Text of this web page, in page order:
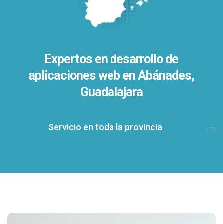
Expertos en desarrollo de
aplicaciones web en Abánades,
Guadalajara
Servicio en toda la provincia